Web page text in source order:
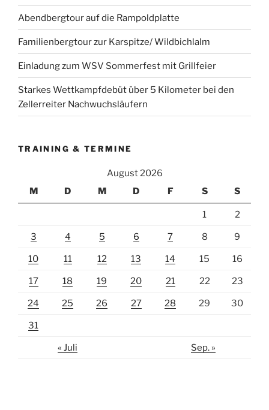
Abendbergtour auf die Rampoldplatte
Familienbergtour zur Karspitze/ Wildbichlalm
Einladung zum WSV Sommerfest mit Grillfeier
Starkes Wettkampfdebüt über 5 Kilometer bei den
Zellerreiter Nachwuchsläufern
TRAINING & TERMINE
August 2026
M
D M D F S S
1 2
3 4 5 6 7 8 9
10 11 12 13 14 15 16
17 18 19 20 21 22 23
24 25 26 27 28 29 30
31
« Juli Sep. »